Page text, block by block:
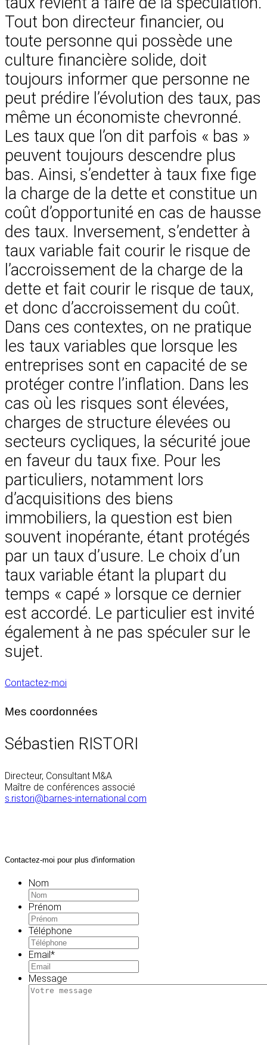
Tout bon directeur financier, ou
toute personne qui possède une
culture financière solide, doit
toujours informer que personne ne
peut prédire l’évolution des taux, pas
même un économiste chevronné.
Les taux que l’on dit parfois « bas »
peuvent toujours descendre plus
bas. Ainsi, s’endetter à taux fixe fige
la charge de la dette et constitue un
coût d’opportunité en cas de hausse
des taux. Inversement, s’endetter à
taux variable fait courir le risque de
l’accroissement de la charge de la
dette et fait courir le risque de taux,
et donc d’accroissement du coût.
Dans ces contextes, on ne pratique
les taux variables que lorsque les
entreprises sont en capacité de se
protéger contre l’inflation. Dans les
cas où les risques sont élevées,
charges de structure élevées ou
secteurs cycliques, la sécurité joue
en faveur du taux fixe. Pour les
particuliers, notamment lors
d’acquisitions des biens
immobiliers, la question est bien
souvent inopérante, étant protégés
par un taux d’usure. Le choix d’un
taux variable étant la plupart du
temps « capé » lorsque ce dernier
est accordé. Le particulier est invité
également à ne pas spéculer sur le
sujet.
Contactez-moi
Mes coordonnées
Sébastien RISTORI
Directeur, Consultant M&A
Maître de conférences associé
s.ristori@barnes-international.com
Contactez-moi pour plus d'information
Nom
Prénom
Téléphone
Email*
Message